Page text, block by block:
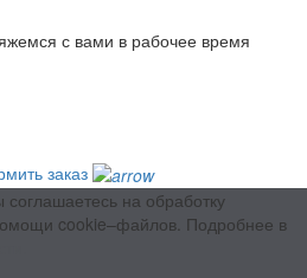
с вами в рабочее время
заказ
на обработку
cookie–файлов. Подробнее в